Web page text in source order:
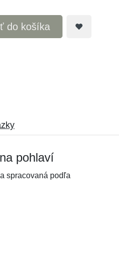
do košíka
pohlaví
spracovaná podľa